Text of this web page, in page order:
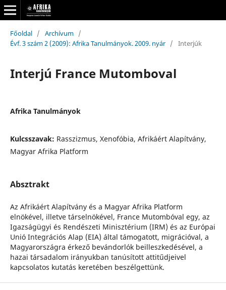
Főoldal / Archívum /
Évf. 3 szám 2 (2009): Afrika Tanulmányok. 2009. nyár / Interjúk
Interjú France Mutomboval
Afrika Tanulmányok
Kulcsszavak: Rasszizmus, Xenofóbia, Afrikáért Alapítvány,
Magyar Afrika Platform
Absztrakt
Az Afrikáért Alapítvány és a Magyar Afrika Platform
elnökével, illetve társelnökével, France Mutombóval egy, az
Igazságügyi és Rendészeti Minisztérium (IRM) és az Európai
Unió Integrációs Alap (EIA) által támogatott, migrációval, a
Magyarországra érkező bevándorlók beilleszkedésével, a
hazai társadalom irányukban tanúsított attitűdjeivel
kapcsolatos kutatás keretében beszélgettünk.